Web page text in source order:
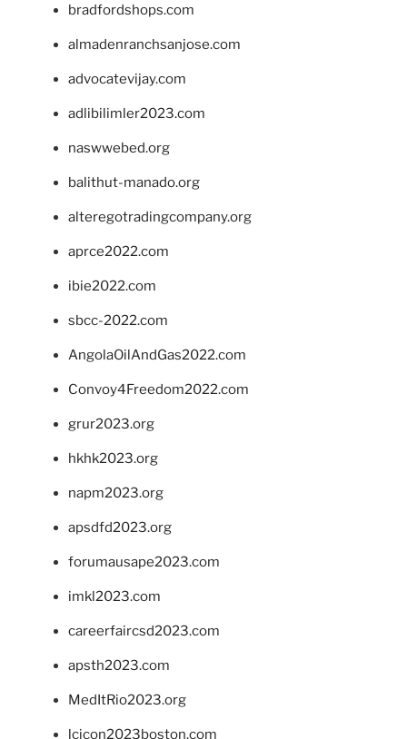
bradfordshops.com
almadenranchsanjose.com
advocatevijay.com
adlibilimler2023.com
naswwebed.org
balithut-manado.org
alteregotradingcompany.org
aprce2022.com
ibie2022.com
sbcc-2022.com
AngolaOilAndGas2022.com
Convoy4Freedom2022.com
grur2023.org
hkhk2023.org
napm2023.org
apsdfd2023.org
forumausape2023.com
imkl2023.com
careerfaircsd2023.com
apsth2023.com
MedItRio2023.org
lcicon2023boston.com